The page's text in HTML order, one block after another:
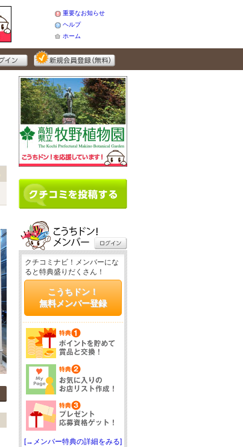
重要なお知らせ
ヘルプ
ホーム
クチコミナビ！メンバーにな
ると特典盛りだくさん！
こうちドン！
無料メンバー登録
[→メンバー特典の詳細をみる]